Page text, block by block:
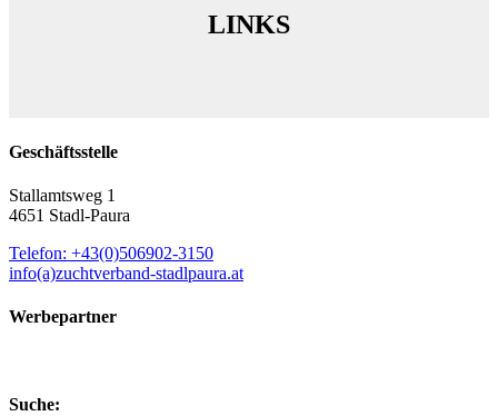
LINKS
Geschäftsstelle
Stallamtsweg 1
4651 Stadl-Paura
Telefon: +43(0)506902-3150
info(a)zuchtverband-stadlpaura.at
Werbepartner
Suche: